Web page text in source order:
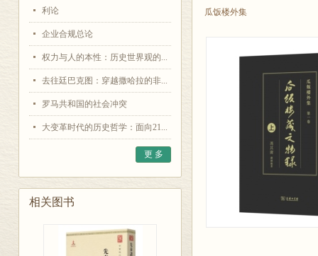
利论
企业合规总论
权力与人的本性：历史世界观的...
去往廷巴克图：穿越撒哈拉的非...
罗马共和国的社会冲突
大变革时代的历史哲学：面向21...
更 多
相关图书
瓜饭楼外集